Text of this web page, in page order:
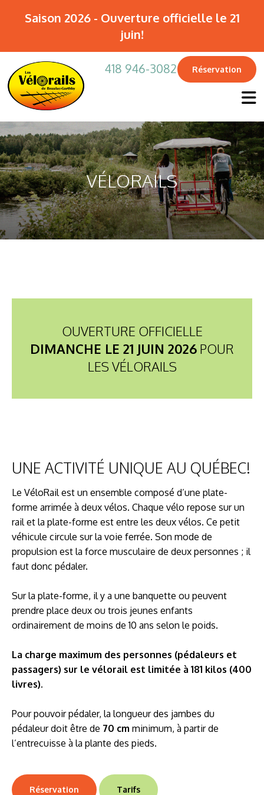
Saison 2026 - Ouverture officielle le 21
juin!
418 946-3082 Réservation
VÉLORAILS
OUVERTURE OFFICIELLE
DIMANCHE LE 21 JUIN 2026 POUR
LES VÉLORAILS
UNE ACTIVITÉ UNIQUE AU QUÉBEC!
Le VéloRail est un ensemble composé d’une plate-
forme arrimée à deux vélos. Chaque vélo repose sur un
rail et la plate-forme est entre les deux vélos. Ce petit
véhicule circule sur la voie ferrée. Son mode de
propulsion est la force musculaire de deux personnes ; il
faut donc pédaler.
Sur la plate-forme, il y a une banquette ou peuvent
prendre place deux ou trois jeunes enfants
ordinairement de moins de 10 ans selon le poids.
La charge maximum des personnes (pédaleurs et
passagers) sur le vélorail est limitée à 181 kilos (400
livres).
Pour pouvoir pédaler, la longueur des jambes du
pédaleur doit être de 70 cm minimum, à partir de
l’entrecuisse à la plante des pieds.
Réservation Tarifs